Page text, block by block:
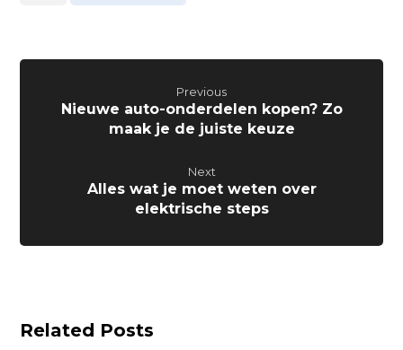
Previous
Nieuwe auto-onderdelen kopen? Zo
maak je de juiste keuze
Next
Alles wat je moet weten over
elektrische steps
Related Posts